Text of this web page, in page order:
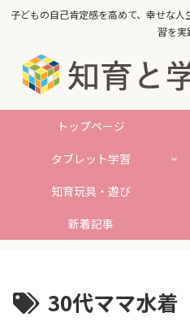
子どもの自己肯定感を高めて、幸せな
習を実
トップページ
タブレット学習
知育玩具・遊び
新着記事
30代ママ水着